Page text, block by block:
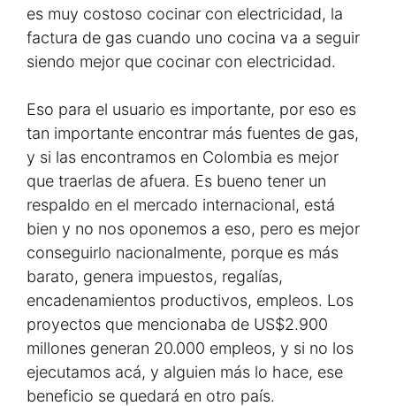
es muy costoso cocinar con electricidad, la
factura de gas cuando uno cocina va a seguir
siendo mejor que cocinar con electricidad.
Eso para el usuario es importante, por eso es
tan importante encontrar más fuentes de gas,
y si las encontramos en Colombia es mejor
que traerlas de afuera. Es bueno tener un
respaldo en el mercado internacional, está
bien y no nos oponemos a eso, pero es mejor
conseguirlo nacionalmente, porque es más
barato, genera impuestos, regalías,
encadenamientos productivos, empleos. Los
proyectos que mencionaba de US$2.900
millones generan 20.000 empleos, y si no los
ejecutamos acá, y alguien más lo hace, ese
beneficio se quedará en otro país.